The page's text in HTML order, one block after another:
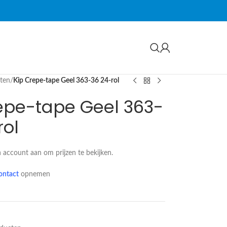
/ Kip Crepe-tape Geel 363-36 24-rol
tape Geel 363-
account aan om prijzen te bekijken.
opnemen